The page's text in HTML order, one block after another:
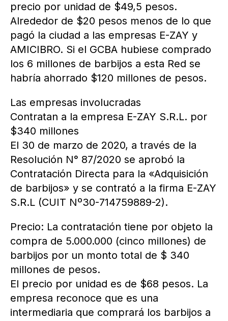
precio por unidad de $49,5 pesos.
Alrededor de $20 pesos menos de lo que
pagó la ciudad a las empresas E-ZAY y
AMICIBRO. Si el GCBA hubiese comprado
los 6 millones de barbijos a esta Red se
habría ahorrado $120 millones de pesos.
Las empresas involucradas
Contratan a la empresa E-ZAY S.R.L. por
$340 millones
El 30 de marzo de 2020, a través de la
Resolución N° 87/2020 se aprobó la
Contratación Directa para la «Adquisición
de barbijos» y se contrató a la firma E-ZAY
S.R.L (CUIT Nº30-714759889-2).
Precio: La contratación tiene por objeto la
compra de 5.000.000 (cinco millones) de
barbijos por un monto total de $ 340
millones de pesos.
El precio por unidad es de $68 pesos. La
empresa reconoce que es una
intermediaria que comprará los barbijos a